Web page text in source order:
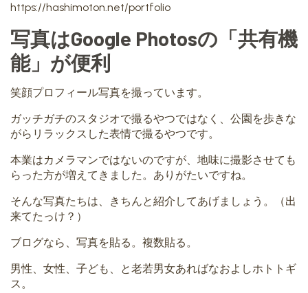
https://hashimoton.net/portfolio
写真はGoogle Photosの「共有機
能」が便利
笑顔プロフィール写真を撮っています。
ガッチガチのスタジオで撮るやつではなく、公園を歩きな
がらリラックスした表情で撮るやつです。
本業はカメラマンではないのですが、地味に撮影させても
らった方が増えてきました。ありがたいですね。
そんな写真たちは、きちんと紹介してあげましょう。（出
来てたっけ？）
ブログなら、写真を貼る。複数貼る。
男性、女性、子ども、と老若男女あればなおよしホトトギ
ス。